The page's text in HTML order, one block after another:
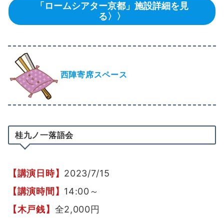
「ロームシアター京都」施設詳細を見
る〉〉
西陣寄席スペース
桂九ノ一落語会
【講演日時】 2023/7/15
【講演時間】 14:00～
【木戸銭】 全2,000円